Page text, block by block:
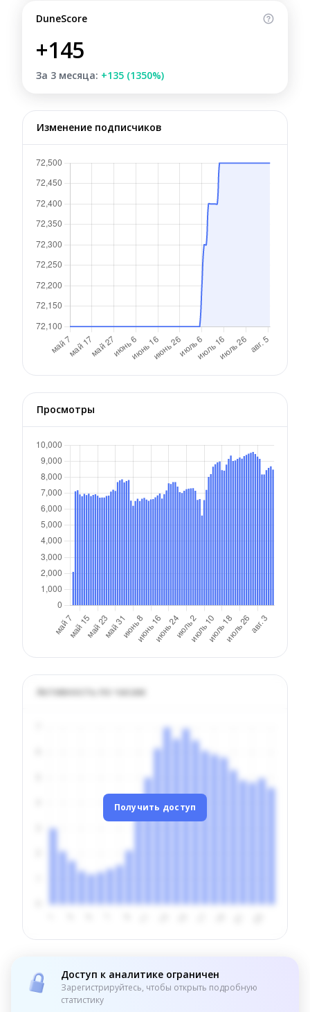
DuneScore
+145
За 3 месяца: +135 (1350%)
Изменение подписчиков
Просмотры
Активность по часам
Получить доступ
Доступ к аналитике ограничен
Зарегистрируйтесь, чтобы открыть подробную
статистику